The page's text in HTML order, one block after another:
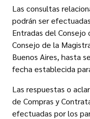
Las consultas
podrán ser
Entradas del Consejo
Consejo de la
Buenos Aires, hasta
fecha establecida
Las respuestas o
de Compras y
efectuadas por los